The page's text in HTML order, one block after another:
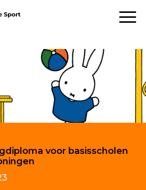
voor basisscholen